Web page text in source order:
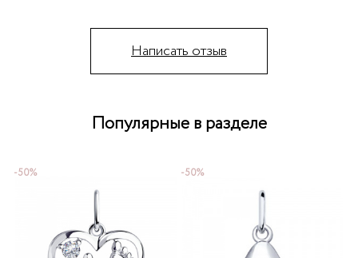
Написать отзыв
Популярные в разделе
-50% -50%